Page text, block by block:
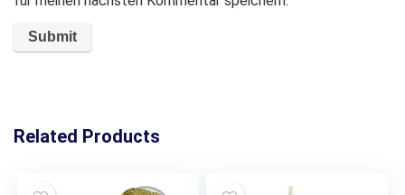
Related Products